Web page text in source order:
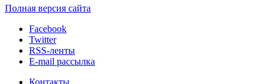
Полная версия сайта
Facebook
Twitter
RSS-ленты
E-mail рассылка
Контакты